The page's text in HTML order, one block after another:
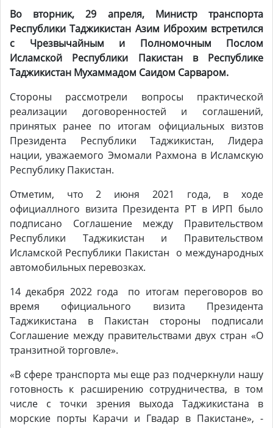
Во вторник, 29 апреля, Министр транспорта
Республики Таджикистан Азим Иброхим встретился
с Чрезвычайным и Полномочным Послом
Исламской Республики Пакистанв Республике
Таджикистан Мухаммадом Саидом Сарваром.
Стороны рассмотрели вопросы практической
реализации договоренностей и соглашений,
принятых ранее по итогам официальных визтов
Президента Республики Таджикистан, Лидера
нации, уважаемого Эмомали Рахмона в Исламскую
Республику Пакистан.
Отметим, что 2 июня 2021 года, в ходе
официаллного визита Президента РТ в ИРП было
подписано Соглашение между Правительством
Республики Таджикистан и Правительством
Исламской Республики Пакистан о международных
автомобильных перевозках.
14 декабря 2022 года по итогам переговоров во
время официального визита Президента
Таджикистана в Пакистан стороны подписали
Соглашение между правительствами двух стран «О
транзитной торговле».
«В сфере транспорта мы еще раз подчеркнули нашу
готовность к расширению сотрудничества, в том
числе с точки зрения выхода Таджикистана в
морские порты Карачи и Гвадар в Пакистане», -